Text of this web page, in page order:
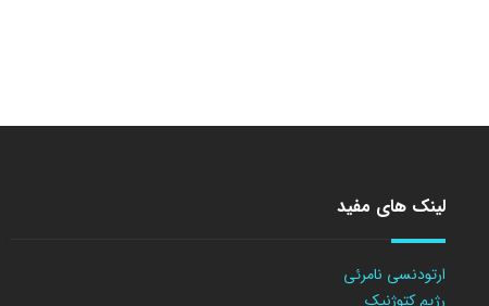
لینک های مفید
ارتودنسی نامرئی
رژیم کتوژنیک